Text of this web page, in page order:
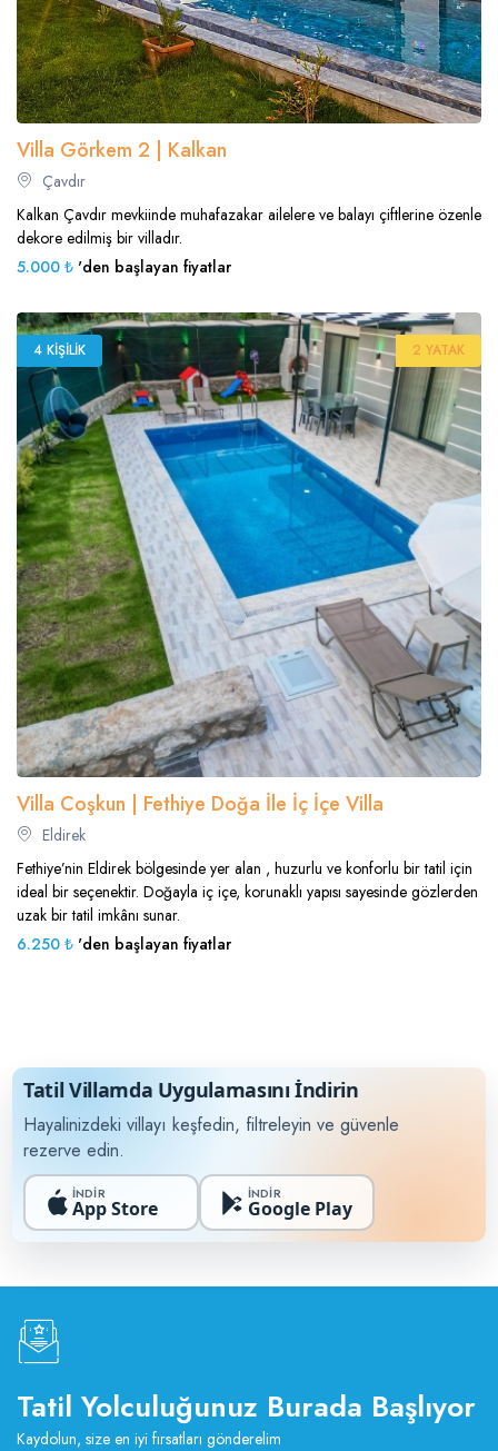
Villa Görkem 2 | Kalkan
Çavdır
Kalkan Çavdır mevkiinde muhafazakar ailelere ve balayı çiftlerine özenle
dekore edilmiş bir villadır.
5.000 ₺ 'den başlayan fiyatlar
4 KIŞILIK 2 YATAK
Villa Coşkun | Fethiye Doğa İle İç İçe Villa
Eldirek
Fethiye’nin Eldirek bölgesinde yer alan , huzurlu ve konforlu bir tatil için
ideal bir seçenektir. Doğayla iç içe, korunaklı yapısı sayesinde gözlerden
uzak bir tatil imkânı sunar.
6.250 ₺ 'den başlayan fiyatlar
Tatil Villamda Uygulamasını İndirin
Hayalinizdeki villayı keşfedin, filtreleyin ve güvenle
rezerve edin.
İNDİR
App Store
İNDİR
Google Play
Tatil Yolculuğunuz Burada Başlıyor
Kaydolun, size en iyi fırsatları gönderelim